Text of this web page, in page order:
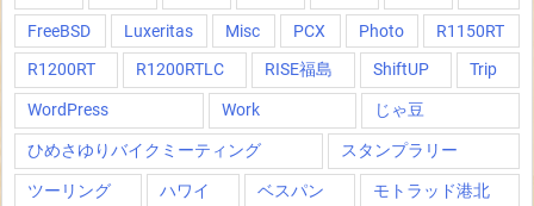
FreeBSD
Luxeritas Misc PCX Photo
R1150RT
R1200RT
R1200RTLC RISE福島 ShiftUP Trip
WordPress Work じゃ豆
ひめさゆりバイクミーティング スタンプラリー
ツーリング ハワイ ベスパン モトラッド港北